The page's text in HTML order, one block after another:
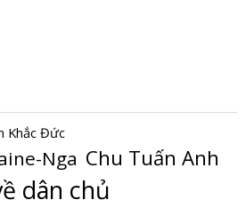
Khắc Đức
Nga Chu Tuấn Anh
dân chủ